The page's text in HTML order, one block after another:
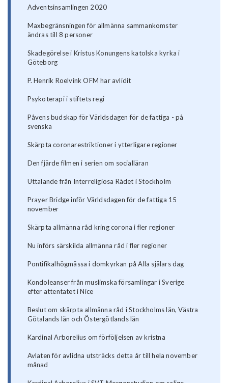
Adventsinsamlingen 2020
Maxbegränsningen för allmänna sammankomster
ändras till 8 personer
Skadegörelse i Kristus Konungens katolska kyrka i
Göteborg
P. Henrik Roelvink OFM har avlidit
Psykoterapi i stiftets regi
Påvens budskap för Världsdagen för de fattiga - på
svenska
Skärpta coronarestriktioner i ytterligare regioner
Den fjärde filmen i serien om socialläran
Uttalande från Interreligiösa Rådet i Stockholm
Prayer Bridge inför Världsdagen för de fattiga 15
november
Skärpta allmänna råd kring corona i fler regioner
Nu införs särskilda allmänna råd i fler regioner
Pontifikalhögmässa i domkyrkan på Alla själars dag
Kondoleanser från muslimska församlingar i Sverige
efter attentatet i Nice
Beslut om skärpta allmänna råd i Stockholms län, Västra
Götalands län och Östergötlands län
Kardinal Arborelius om förföljelsen av kristna
Avlaten för avlidna utsträcks detta år till hela november
månad